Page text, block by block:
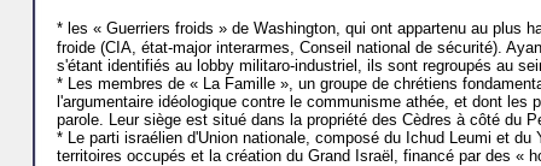
* les « Guerriers froids » de Washington, qui ont appartenu au plus
froide (CIA, état-major interarmes, Conseil national de sécurité).
s'étant identifiés au lobby militaro-industriel, ils sont regroupés au
* Les membres de « La Famille », un groupe de chrétiens
l'argumentaire idéologique contre le communisme athée, et dont
parole. Leur siège est situé dans la propriété des Cèdres à côté du
* Le parti israélien d'Union nationale, composé du Ichud Leumi et
territoires occupés et la création du Grand Israël, financé par des «